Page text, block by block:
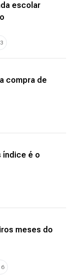
escolar
3
compra de
índice é o
meses do
6